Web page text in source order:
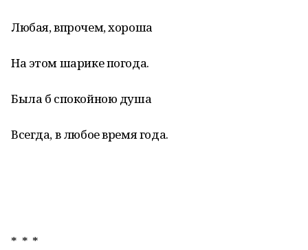
Любая, впрочем, хороша
На этом шарике погода.
Была б спокойною душа
Всегда, в любое время года.
* * *